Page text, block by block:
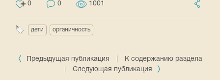
0 0 1001
дети органичность
Предыдущая публикация
К содержанию раздела
Следующая публикация